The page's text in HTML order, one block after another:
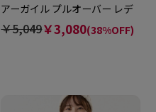
アーガイル プルオーバー レデ
ィース
￥5,049￥3,080(38%OFF)